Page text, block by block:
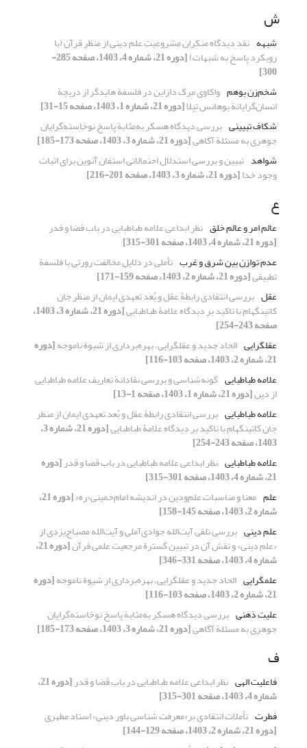
ش
شبهه نقد دیدگاه منکران مشروعیت علم دینی از منظر قرآن (با
رویکرد پاسخ به شبهات) [دوره 21، شماره 4، 1403، صفحه 285-
300]
شخم‌زن بوهم واکاوی مرگ دازاین در فلسفة هایدگر از دریچة
انسان‌گرایانة یوهانس تِپلا[دوره 21، شماره 1، 1403، صفحه 15-31]
شکاف تبیینی بررسی دیدگاه هسکر به‌مثابة پاسخ نوخاسته‌گرایان
جوهری به مسئلة آگاهی[دوره 21، شماره 3، 1403، صفحه 173-185]
شواهد تبیین و بررسی استدلال احتمالاتی استفان آنوین برای اثبات
وجود خدا[دوره 21، شماره 3، 1403، صفحه 201-216]
ع
عالم امر و عالم خلق نظر ابداعی علامه طباطبایی در باب قضا و قدر
[دوره 21، شماره 4، 1403، صفحه 301-315]
عدم توازن بین شرق و غرب تأملی در دلایل مخالفت رورتی با فلسفة
تطبیقی[دوره 21، شماره 2، 1403، صفحه 159-171]
عقل بررسی انتقادی رابطۀ عقل و بُعد تعهدی ایمان از منظر جان
کاتینگهام با تاکید بر دیدگاه علامۀ طباطبایی [دوره 21، شماره 3، 1403،
صفحه 243-254]
عقل‏گرایی الحاد جدید و عقل‏گرایی، بهره‌برداری از شیوة ناموجه[دوره
21، شماره 2، 1403، صفحه 103-116]
علامه طباطبایی گونه‌شناسی و بررسی نقادانة تعاریف علامه طباطبایی
از دین[دوره 21، شماره 1، 1403، صفحه 1-13]
علامه طباطبایی بررسی انتقادی رابطۀ عقل و بُعد تعهدی ایمان از منظر
جان کاتینگهام با تاکید بر دیدگاه علامۀ طباطبایی [دوره 21، شماره 3،
1403، صفحه 243-254]
علامه طباطبایی نظر ابداعی علامه طباطبایی در باب قضا و قدر[دوره
21، شماره 4، 1403، صفحه 301-315]
علم معنا و مناسبات علم‌ودین در اندیشه امام‌خمینی«ره» [دوره 21،
شماره 2، 1403، صفحه 145-158]
علم دینی بررسی تلقی آیت‌الله جوادی‌آملی و آیت‌الله مصباح‌یزدی از
«علم دینی» و نقش آن در تبیین گسترة مرجعیت علمی قرآن [دوره 21،
شماره 4، 1403، صفحه 331-346]
علم‏گرایی الحاد جدید و عقل‏گرایی، بهره‌برداری از شیوة ناموجه[دوره
21، شماره 2، 1403، صفحه 103-116]
علیت ذهنی بررسی دیدگاه هسکر به‌مثابة پاسخ نوخاسته‌گرایان
جوهری به مسئلة آگاهی[دوره 21، شماره 3، 1403، صفحه 173-185]
ف
فاعلیت الهی نظر ابداعی علامه طباطبایی در باب قضا و قدر [دوره 21،
شماره 4، 1403، صفحه 301-315]
فطرت تأملات انتقادی بر«معرفت شناسی باور دینیِ» استاد مطهری
[دوره 21، شماره 2، 1403، صفحه 129-144]